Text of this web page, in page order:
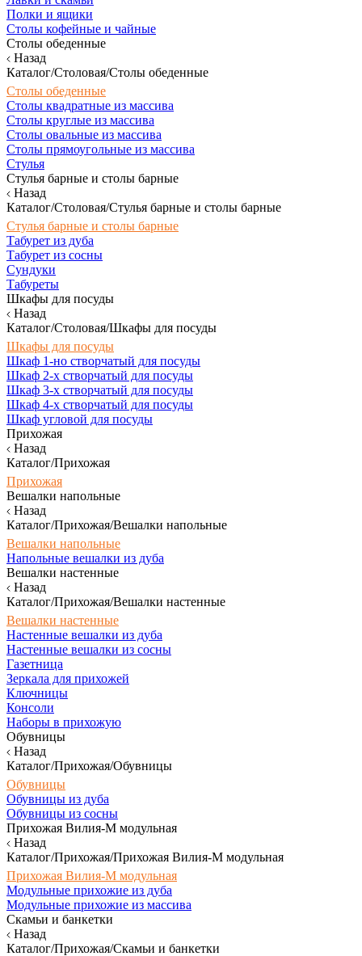
Полки и ящики
Столы кофейные и чайные
Столы обеденные
Назад
Каталог/Столовая/Столы обеденные
Столы обеденные
Столы квадратные из массива
Столы круглые из массива
Столы овальные из массива
Столы прямоугольные из массива
Стулья
Стулья барные и столы барные
Назад
Каталог/Столовая/Стулья барные и столы барные
Стулья барные и столы барные
Табурет из дуба
Табурет из сосны
Сундуки
Табуреты
Шкафы для посуды
Назад
Каталог/Столовая/Шкафы для посуды
Шкафы для посуды
Шкаф 1-но створчатый для посуды
Шкаф 2-х створчатый для посуды
Шкаф 3-х створчатый для посуды
Шкаф 4-х створчатый для посуды
Шкаф угловой для посуды
Прихожая
Назад
Каталог/Прихожая
Прихожая
Вешалки напольные
Назад
Каталог/Прихожая/Вешалки напольные
Вешалки напольные
Напольные вешалки из дуба
Вешалки настенные
Назад
Каталог/Прихожая/Вешалки настенные
Вешалки настенные
Настенные вешалки из дуба
Настенные вешалки из сосны
Газетница
Зеркала для прихожей
Ключницы
Консоли
Наборы в прихожую
Обувницы
Назад
Каталог/Прихожая/Обувницы
Обувницы
Обувницы из дуба
Обувницы из сосны
Прихожая Вилия-М модульная
Назад
Каталог/Прихожая/Прихожая Вилия-М модульная
Прихожая Вилия-М модульная
Модульные прихожие из дуба
Модульные прихожие из массива
Скамьи и банкетки
Назад
Каталог/Прихожая/Скамьи и банкетки